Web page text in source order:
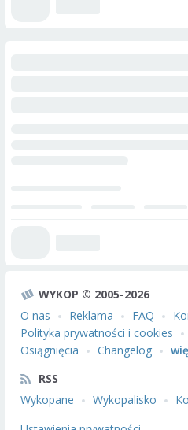
WYKOP © 2005-2026
O nas
Reklama FAQ
Polityka prywatności i cookies
Osiągnięcia
Changelog
RSS
Wykopane
Wykopalisko